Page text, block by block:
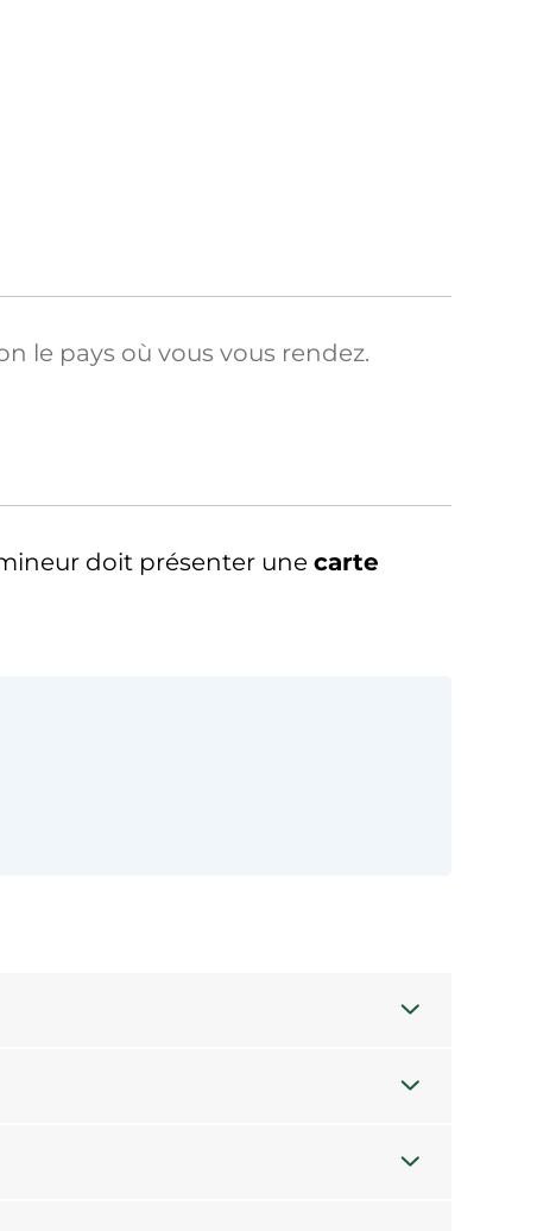
le pays où vous vous rendez.
doit présenter une carte